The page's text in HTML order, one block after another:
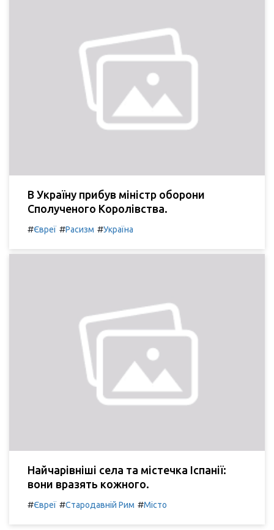
В Україну прибув міністр оборони
Сполученого Королівства.
#Євреї #Расизм #Україна
Найчарівніші села та містечка Іспанії:
вони вразять кожного.
#Євреї #Стародавній Рим #Місто